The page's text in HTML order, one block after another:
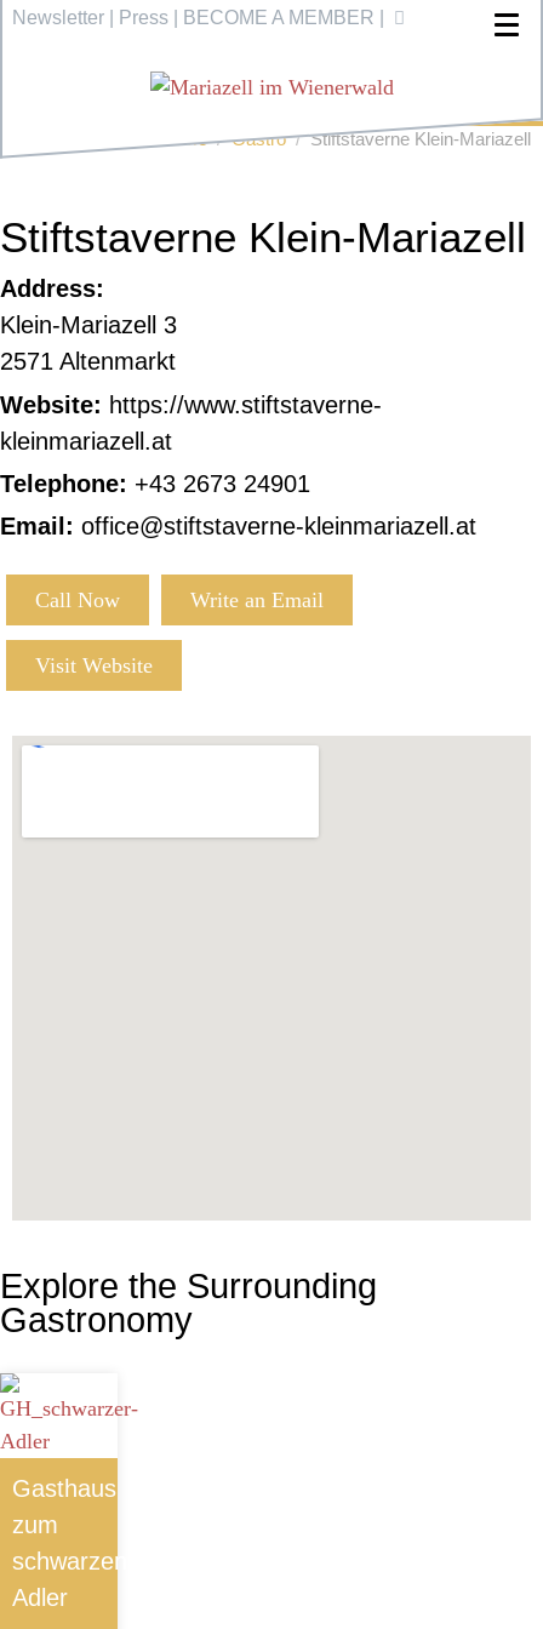
Newsletter Press BECOME A MEMBER
Home Gastro Stiftstaverne Klein-Mariazell
Stiftstaverne Klein-Mariazell
Address:
Klein-Mariazell 3
2571 Altenmarkt
Website: https://www.stiftstaverne-
kleinmariazell.at
Telephone: +43 2673 24901
Email: office@stiftstaverne-kleinmariazell.at
Call Now Write an Email
Visit Website
Explore the Surrounding
Gastronomy
Gasthaus
zum
schwarzen
Adler